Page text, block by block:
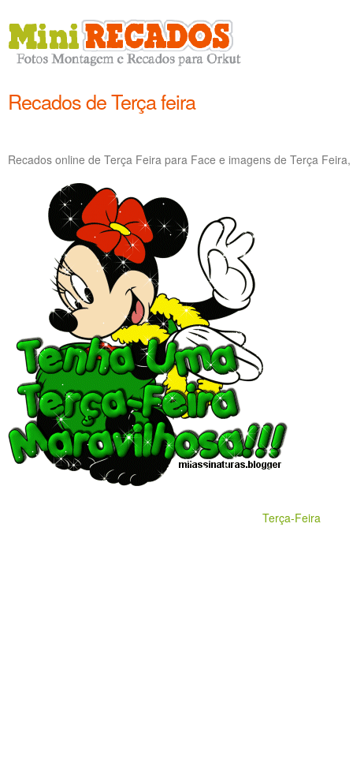
Recados de Terça feira
Recados online de Terça Feira para Face e imagens de Terça
Terça-Feira